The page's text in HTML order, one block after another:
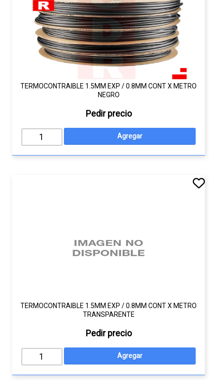
TERMOCONTRAIBLE 1.5MM EXP / 0.8MM CONT X METRO
NEGRO
Pedir precio
TERMOCONTRAIBLE 1.5MM EXP / 0.8MM CONT X METRO
TRANSPARENTE
Pedir precio